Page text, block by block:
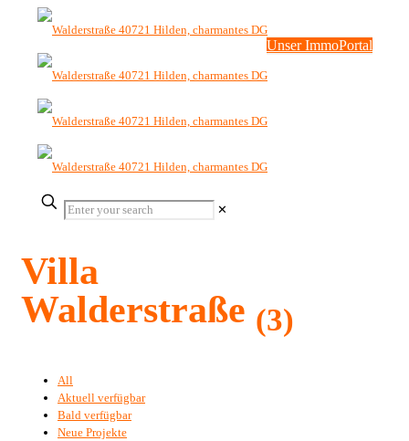
Unser ImmoPortal
✕
Villa
Walderstraße (3)
All
Aktuell verfügbar
Bald verfügbar
Neue Projekte